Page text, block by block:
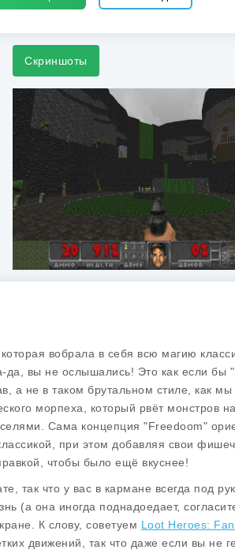
Скриншоты
вобрала в себя всю магию
да, вы не ослышались! Это как если бы
а не в таком брутальном стиле, как мы
морпеха, который рвёт монстров
Сама концепция "Freedoom"
при этом добавляя свои
чтобы было ещё вкуснее!
так что у вас в кармане всегда под
(а она иногда поднадоедает,
К слову, советуем Loot Heroes:
движений, так что даже если вы не